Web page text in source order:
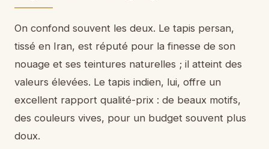
On confond souvent les deux. Le tapis persan,
tissé en Iran, est réputé pour la finesse de son
nouage et ses teintures naturelles ; il atteint des
valeurs élevées. Le tapis indien, lui, offre un
excellent rapport qualité-prix : de beaux motifs,
des couleurs vives, pour un budget souvent plus
doux.